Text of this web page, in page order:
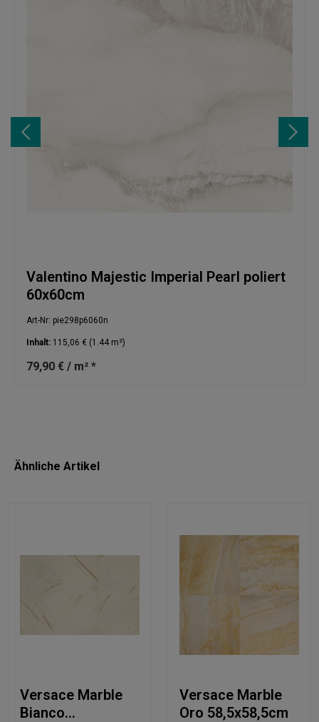
Valentino Majestic Imperial Pearl poliert
60x60cm
Art-Nr: pie298p6060n
Inhalt: 115,06 € (1.44 m²)
79,90 € / m² *
Ähnliche Artikel
Versace Marble
Bianco
Versace Marble
Oro 58,5x58,5cm